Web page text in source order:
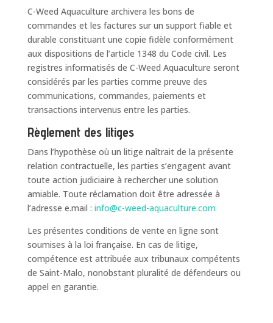
C-Weed Aquaculture archivera les bons de
commandes et les factures sur un support fiable et
durable constituant une copie fidèle conformément
aux dispositions de l’article 1348 du Code civil. Les
registres informatisés de C-Weed Aquaculture seront
considérés par les parties comme preuve des
communications, commandes, paiements et
transactions intervenus entre les parties.
Règlement des litiges
Dans l’hypothèse où un litige naîtrait de la présente
relation contractuelle, les parties s’engagent avant
toute action judiciaire à rechercher une solution
amiable. Toute réclamation doit être adressée à
l’adresse e.mail : info@c-weed-aquaculture.com
Les présentes conditions de vente en ligne sont
soumises à la loi française. En cas de litige,
compétence est attribuée aux tribunaux compétents
de Saint-Malo, nonobstant pluralité de défendeurs ou
appel en garantie.